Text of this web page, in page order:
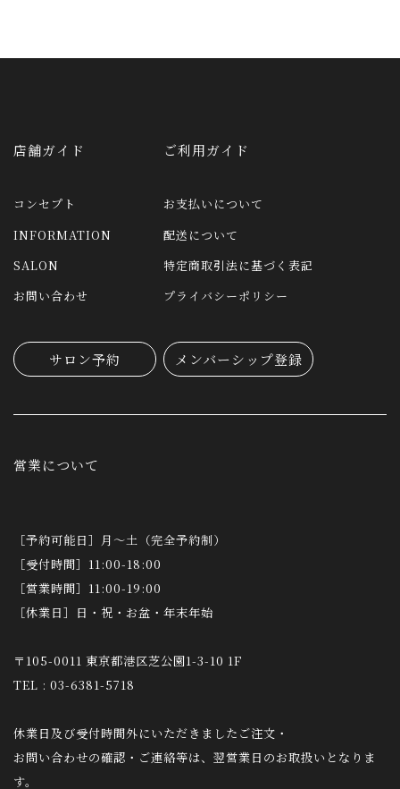
店舗ガイド
コンセプト
INFORMATION
SALON
お問い合わせ
サロン予約
ご利用ガイド
お支払いについて
配送について
特定商取引法に基づく表記
プライバシーポリシー
メンバーシップ登録
営業について
［予約可能日］月～土（完全予約制）
［受付時間］11:00-18:00
［営業時間］11:00-19:00
［休業日］日・祝・お盆・年末年始
〒105-0011 東京都港区芝公園1-3-10 1F
TEL : 03-6381-5718
休業日及び受付時間外にいただきましたご注文・
お問い合わせの確認・ご連絡等は、翌営業日のお取扱いとなりま
す。